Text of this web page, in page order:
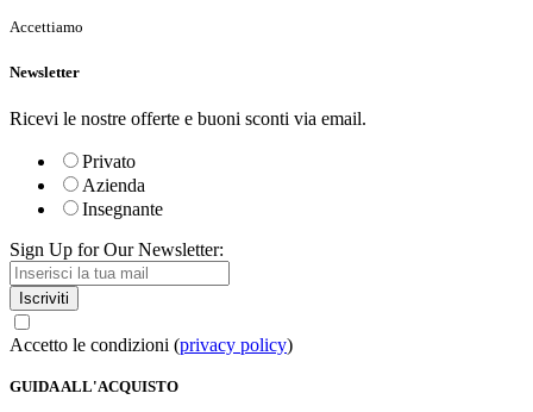
Accettiamo
Newsletter
Ricevi le nostre offerte e buoni sconti via email.
Privato
Azienda
Insegnante
Sign Up for Our Newsletter:
Iscriviti
Accetto le condizioni (privacy policy)
GUIDA ALL'ACQUISTO